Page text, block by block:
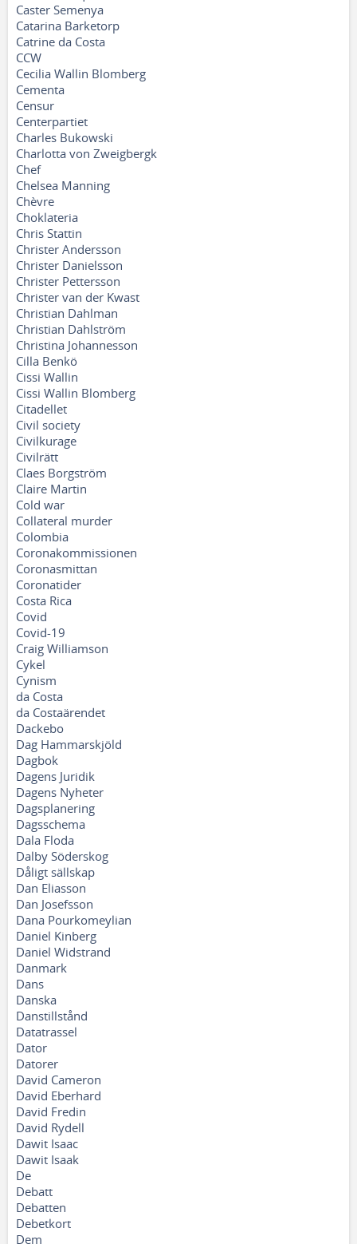
Caster Semenya
Catarina Barketorp
Catrine da Costa
CCW
Cecilia Wallin Blomberg
Cementa
Censur
Centerpartiet
Charles Bukowski
Charlotta von Zweigbergk
Chef
Chelsea Manning
Chèvre
Choklateria
Chris Stattin
Christer Andersson
Christer Danielsson
Christer Pettersson
Christer van der Kwast
Christian Dahlman
Christian Dahlström
Christina Johannesson
Cilla Benkö
Cissi Wallin
Cissi Wallin Blomberg
Citadellet
Civil society
Civilkurage
Civilrätt
Claes Borgström
Claire Martin
Cold war
Collateral murder
Colombia
Coronakommissionen
Coronasmittan
Coronatider
Costa Rica
Covid
Covid-19
Craig Williamson
Cykel
Cynism
da Costa
da Costaärendet
Dackebo
Dag Hammarskjöld
Dagbok
Dagens Juridik
Dagens Nyheter
Dagsplanering
Dagsschema
Dala Floda
Dalby Söderskog
Dåligt sällskap
Dan Eliasson
Dan Josefsson
Dana Pourkomeylian
Daniel Kinberg
Daniel Widstrand
Danmark
Dans
Danska
Danstillstånd
Datatrassel
Dator
Datorer
David Cameron
David Eberhard
David Fredin
David Rydell
Dawit Isaac
Dawit Isaak
De
Debatt
Debatten
Debetkort
Dem